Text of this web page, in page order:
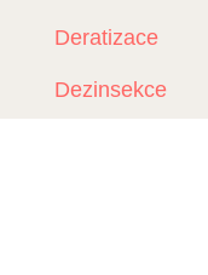
Deratizace
Dezinsekce